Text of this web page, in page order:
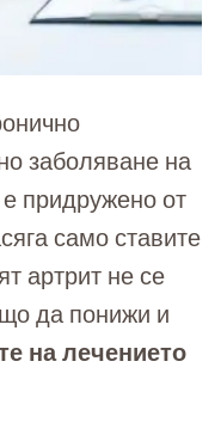
заболяване на
придружено от
само ставите
артрит не се
да понижи и
на лечението